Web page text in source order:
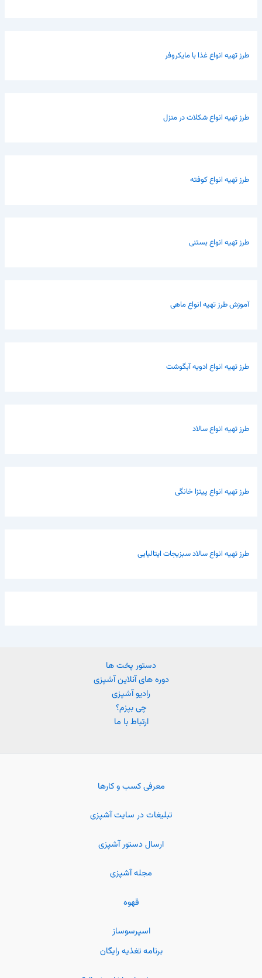
طرز تهیه انواع غذا با مایکروفر
طرز تهیه انواع شکلات در منزل
طرز تهیه انواع کوفته
طرز تهیه انواع بستنی
آموزش طرز تهیه انواع ماهی
طرز تهیه انواع ادویه آبگوشت
طرز تهیه انواع سالاد
طرز تهیه انواع پیتزا خانگی
طرز تهیه انواع سالاد سبزیجات ایتالیایی
دستور پخت ها
دوره های آنلاین آشپزی
رادیو آشپزی
چی بپزم؟
ارتباط با ما
معرفی کسب و کارها
تبلیغات در سایت آشپزی
ارسال دستور آشپزی
مجله آشپزی
قهوه
اسپرسوساز
برنامه تغذیه رایگان